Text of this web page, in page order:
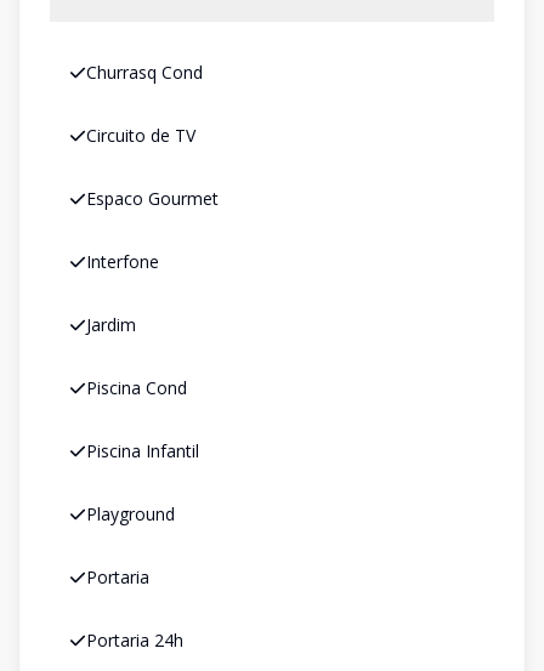
Churrasq Cond
Circuito de TV
Espaco Gourmet
Interfone
Jardim
Piscina Cond
Piscina Infantil
Playground
Portaria
Portaria 24h